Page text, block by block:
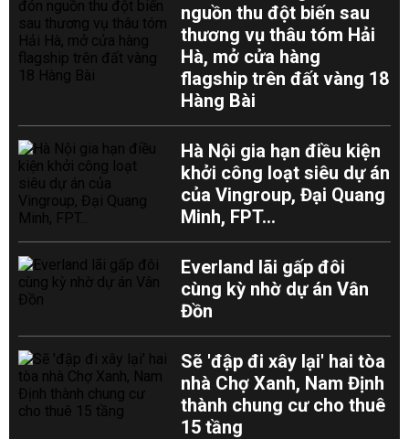
nguồn thu đột biến sau
thương vụ thâu tóm Hải
Hà, mở cửa hàng
flagship trên đất vàng 18
Hàng Bài
Hà Nội gia hạn điều kiện
khởi công loạt siêu dự án
của Vingroup, Đại Quang
Minh, FPT...
Everland lãi gấp đôi
cùng kỳ nhờ dự án Vân
Đồn
Sẽ 'đập đi xây lại' hai tòa
nhà Chợ Xanh, Nam Định
thành chung cư cho thuê
15 tầng